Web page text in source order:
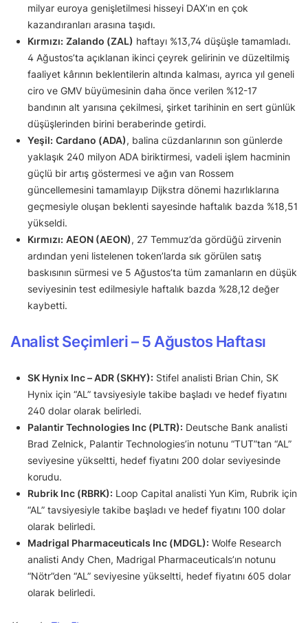
milyar euroya genişletilmesi hisseyi DAX’ın en çok
kazandıranları arasına taşıdı.
Kırmızı: Zalando (ZAL) haftayı %13,74 düşüşle tamamladı.
4 Ağustos’ta açıklanan ikinci çeyrek gelirinin ve düzeltilmiş
faaliyet kârının beklentilerin altında kalması, ayrıca yıl geneli
ciro ve GMV büyümesinin daha önce verilen %12-17
bandının alt yarısına çekilmesi, şirket tarihinin en sert günlük
düşüşlerinden birini beraberinde getirdi.
Yeşil: Cardano (ADA), balina cüzdanlarının son günlerde
yaklaşık 240 milyon ADA biriktirmesi, vadeli işlem hacminin
güçlü bir artış göstermesi ve ağın van Rossem
güncellemesini tamamlayıp Dijkstra dönemi hazırlıklarına
geçmesiyle oluşan beklenti sayesinde haftalık bazda %18,51
yükseldi.
Kırmızı: AEON (AEON), 27 Temmuz’da gördüğü zirvenin
ardından yeni listelenen token’larda sık görülen satış
baskısının sürmesi ve 5 Ağustos’ta tüm zamanların en düşük
seviyesinin test edilmesiyle haftalık bazda %28,12 değer
kaybetti.
Analist Seçimleri – 5 Ağustos Haftası
SK Hynix Inc – ADR (SKHY): Stifel analisti Brian Chin, SK
Hynix için “AL” tavsiyesiyle takibe başladı ve hedef fiyatını
240 dolar olarak belirledi.
Palantir Technologies Inc (PLTR): Deutsche Bank analisti
Brad Zelnick, Palantir Technologies’in notunu “TUT”tan “AL”
seviyesine yükseltti, hedef fiyatını 200 dolar seviyesinde
korudu.
Rubrik Inc (RBRK): Loop Capital analisti Yun Kim, Rubrik için
“AL” tavsiyesiyle takibe başladı ve hedef fiyatını 100 dolar
olarak belirledi.
Madrigal Pharmaceuticals Inc (MDGL): Wolfe Research
analisti Andy Chen, Madrigal Pharmaceuticals’ın notunu
“Nötr”den “AL” seviyesine yükseltti, hedef fiyatını 605 dolar
olarak belirledi.